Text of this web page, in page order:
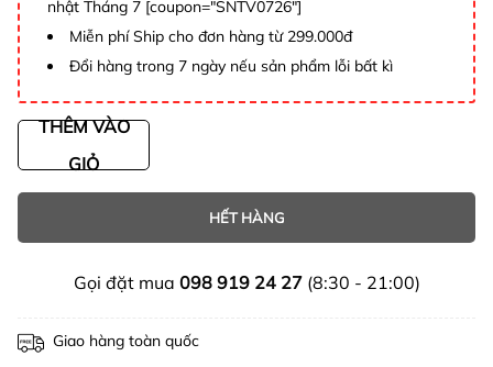
nhật Tháng 7 [coupon="SNTV0726"]
Miễn phí Ship cho đơn hàng từ 299.000đ
Đổi hàng trong 7 ngày nếu sản phẩm lỗi bất kì
THÊM VÀO
GIỎ
HẾT HÀNG
Gọi đặt mua 098 919 24 27(8:30 - 21:00)
Giao hàng toàn quốc